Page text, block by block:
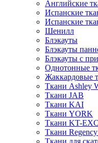
Английские
Испанские
Испанские
Шенилл
Блэкауты
Блэкауты
Блэкауты с
Однотонные
Жаккардовые
Ткани Ashley
Ткани JAB
Ткани KAI
Ткани YORK
Ткани KT-
Ткани
Ткани для